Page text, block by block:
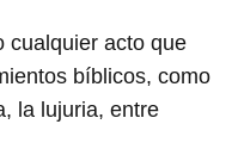
cualquier acto que
bíblicos, como
la lujuria, entre